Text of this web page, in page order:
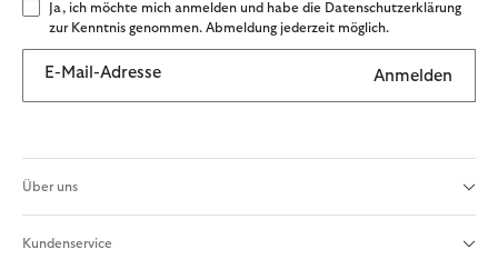
Ja, ich möchte mich anmelden und habe die Datenschutzerklärung
zur Kenntnis genommen. Abmeldung jederzeit möglich.
E-Mail-Adresse Anmelden
Über uns
Kundenservice